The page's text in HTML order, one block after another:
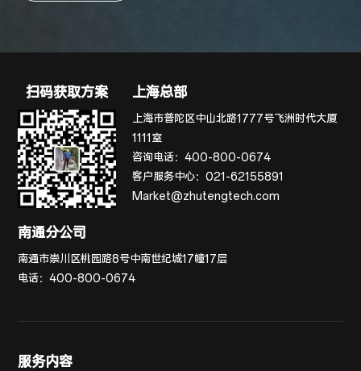
扫码获取方案 上海总部
上海市普陀区中山北路1777号飞洲时代大厦
1111室
咨询电话：400-800-0674
客户服务中心：021-62155891
Market@zhutengtech.com
南通分公司
南通市崇川区桃园路8号中南世纪城17幢17层
电话：400-800-0674
服务内容